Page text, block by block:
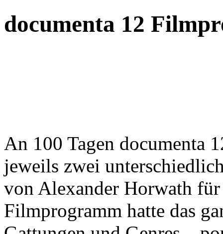
documenta 12
An 100 Tagen documenta
jeweils zwei
von Alexander Horwath für
Filmprogramm hatte das